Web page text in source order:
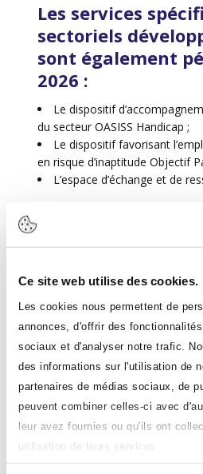
Ce site web utilise des cookies.
Les cookies nous permettent de
annonces, d'offrir des
sociaux et d'analyser notre trafic.
des informations sur l'utilisation de
partenaires de médias sociaux, de
peuvent combiner celles-ci avec
leur avez fournies ou qu'ils ont
utilisation de leurs services.
Les services
sectoriels
sont également
2026 :
Le dispositif
du secteur OASISS Handicap ;
Le dispositif favorisant
en risque d’inaptitude Objectif
L’espace d’échange et de
Quant aux
financières
aides individuelles relèvent
des services de l’Agefiph
2026, leur instruction sera
prestations de l’Agefiph.
Comme aujourd’hui, l’équipe
quotidiennement aux côtés
pour les guider vers la bonne
situations individuelles
accompagner dans